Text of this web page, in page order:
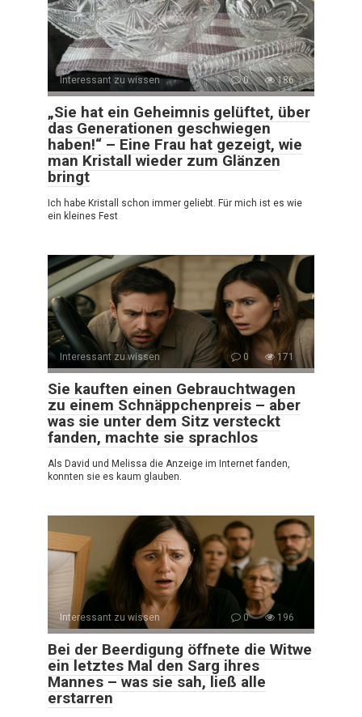
Interessant zu wissen 0 186
„Sie hat ein Geheimnis gelüftet, über
das Generationen geschwiegen
haben!“ – Eine Frau hat gezeigt, wie
man Kristall wieder zum Glänzen
bringt
Ich habe Kristall schon immer geliebt. Für mich ist es wie
ein kleines Fest
Interessant zu wissen 0 171
Sie kauften einen Gebrauchtwagen
zu einem Schnäppchenpreis – aber
was sie unter dem Sitz versteckt
fanden, machte sie sprachlos
Als David und Melissa die Anzeige im Internet fanden,
konnten sie es kaum glauben.
Interessant zu wissen 0 196
Bei der Beerdigung öffnete die Witwe
ein letztes Mal den Sarg ihres
Mannes – was sie sah, ließ alle
erstarren